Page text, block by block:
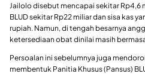
Jailolo disebut mencapai sekitar
BLUD sekitar Rp22 miliar dan sisa kas
rupiah. Namun, di tengah besarnya
ketersediaan obat dinilai masih
Persoalan ini sebelumnya juga
membentuk Panitia Khusus (Pansus)